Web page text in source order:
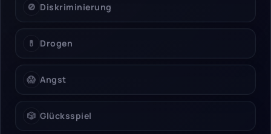
🚫 Diskriminierung
💊 Drogen
😱 Angst
🎲 Glücksspiel